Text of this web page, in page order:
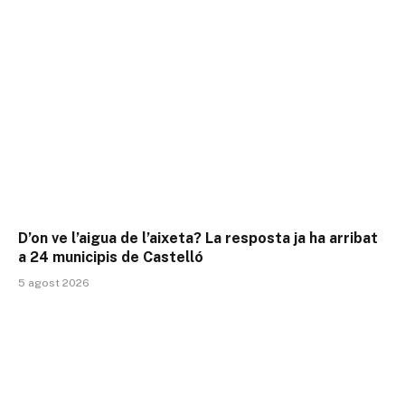
D’on ve l’aigua de l’aixeta? La resposta ja ha arribat
a 24 municipis de Castelló
5 agost 2026